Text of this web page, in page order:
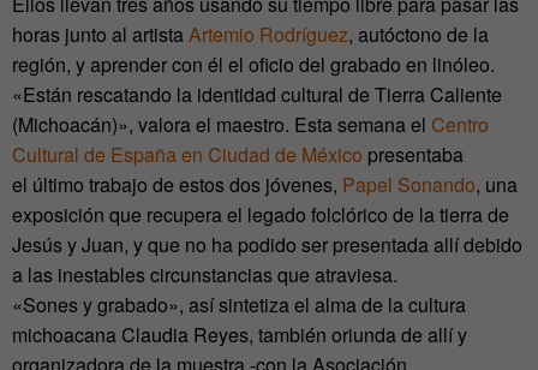
horas junto al artistaArtemio Rodríguez, autóctono de la
región, y aprender con él el oficio del grabado en linóleo.
«Están rescatando la identidad cultural de Tierra Caliente
(Michoacán)», valora el maestro. Esta semana el Centro
Cultural de España en Ciudad de México presentaba
el último trabajo de estos dos jóvenes, Papel Sonando, una
exposición que recupera el legado folclórico de la tierra de
Jesús y Juan, y que no ha podido ser presentada allí debido
a las inestables circunstancias que atraviesa.
«Sones y grabado», así sintetiza el alma de la cultura
michoacana Claudia Reyes, también oriunda de allí y